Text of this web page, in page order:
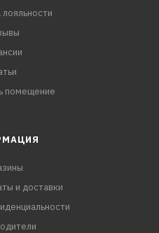
помещение
и доставки